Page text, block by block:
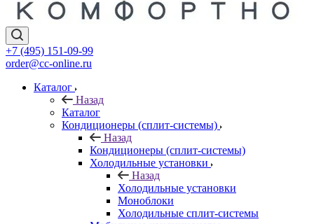
+7 (495) 151-09-99
order@cc-online.ru
Каталог
Назад
Каталог
Кондиционеры (сплит-системы)
Назад
Кондиционеры (сплит-системы)
Холодильные установки
Назад
Холодильные установки
Моноблоки
Холодильные сплит-системы